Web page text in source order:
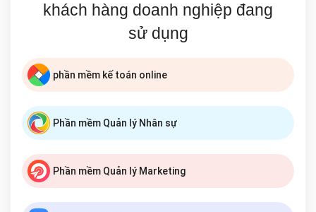
khách hàng doanh nghiệp đang
sử dụng
phần mềm kế toán online
Phần mềm Quản lý Nhân sự
Phần mềm Quản lý Marketing